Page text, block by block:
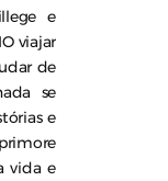
e
viajar
de
se
e
vida e